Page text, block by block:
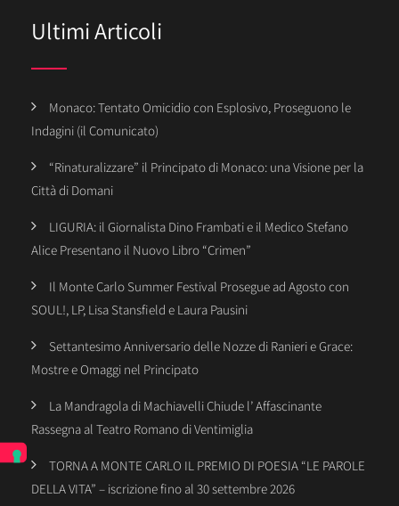
Ultimi Articoli
Monaco: Tentato Omicidio con Esplosivo, Proseguono le
Indagini (il Comunicato)
“Rinaturalizzare” il Principato di Monaco: una Visione per la
Città di Domani
LIGURIA: il Giornalista Dino Frambati e il Medico Stefano
Alice Presentano il Nuovo Libro “Crimen”
Il Monte Carlo Summer Festival Prosegue ad Agosto con
SOUL!, LP, Lisa Stansfield e Laura Pausini
Settantesimo Anniversario delle Nozze di Ranieri e Grace:
Mostre e Omaggi nel Principato
La Mandragola di Machiavelli Chiude l’ Affascinante
Rassegna al Teatro Romano di Ventimiglia
TORNA A MONTE CARLO IL PREMIO DI POESIA “LE PAROLE
DELLA VITA” – iscrizione fino al 30 settembre 2026